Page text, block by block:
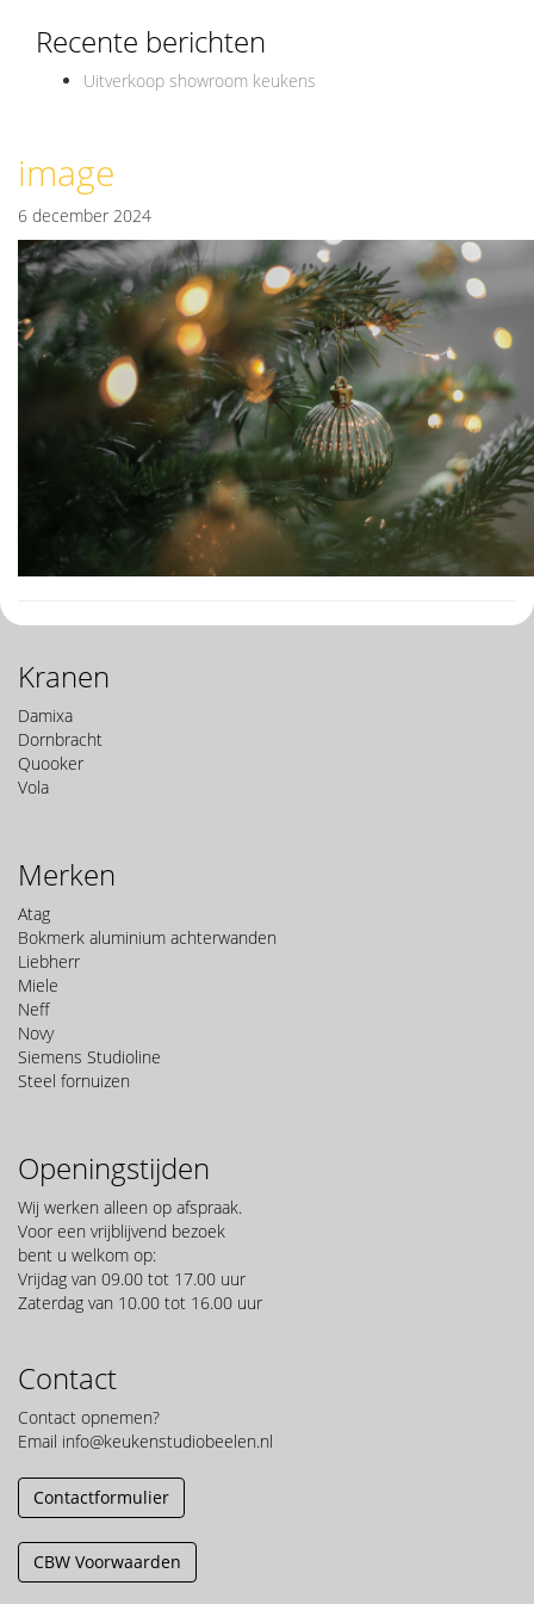
Recente berichten
Uitverkoop showroom keukens
image
6 december 2024
Kranen
Damixa
Dornbracht
Quooker
Vola
Merken
Atag
Bokmerk aluminium achterwanden
Liebherr
Miele
Neff
Novy
Siemens Studioline
Steel fornuizen
Openingstijden
Wij werken alleen op afspraak.
Voor een vrijblijvend bezoek
bent u welkom op:
Vrijdag van 09.00 tot 17.00 uur
Zaterdag van 10.00 tot 16.00 uur
Contact
Contact opnemen?
Email info@keukenstudiobeelen.nl
Contactformulier
CBW Voorwaarden